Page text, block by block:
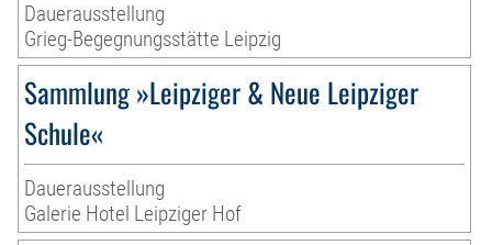
Dauerausstellung
Grieg-Begegnungsstätte Leipzig
Sammlung »Leipziger & Neue Leipziger
Schule«
Dauerausstellung
Galerie Hotel Leipziger Hof